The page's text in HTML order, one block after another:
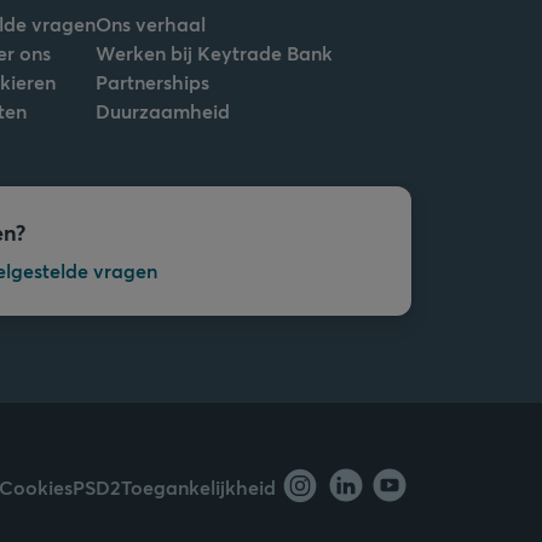
vragen
ons
Ons verhaal
Werken bij Keytrade Bank
Partnerships
Duurzaamheid
vragen
CookiesPSD2Toegankelijkheid